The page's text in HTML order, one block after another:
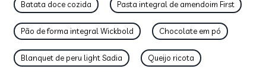
Batata doce cozida Pasta integral de amendoim First
Pão de forma integral Wickbold Chocolate em pó
Blanquet de peru light Sadia Queijo ricota